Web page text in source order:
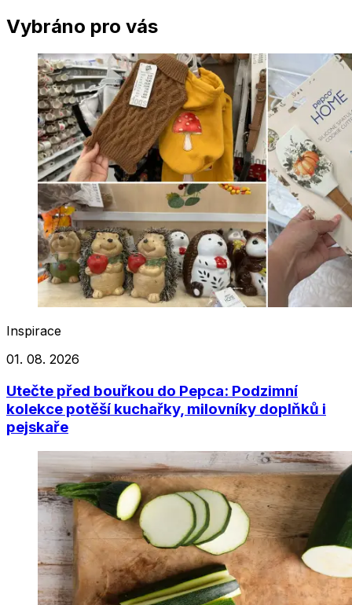
Vybráno pro vás
Inspirace
01. 08. 2026
Utečte před bouřkou do Pepca: Podzimní
kolekce potěší kuchařky, milovníky doplňků i
pejskaře